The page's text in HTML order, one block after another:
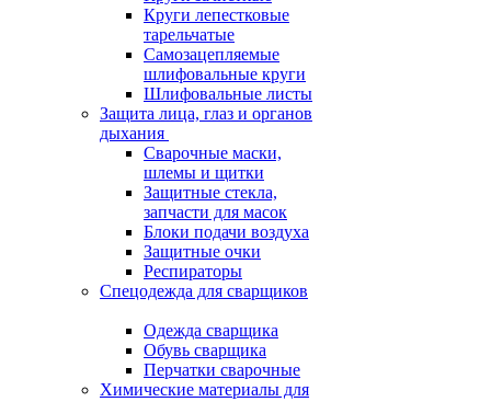
Круги лепестковые
тарельчатые
Самозацепляемые
шлифовальные круги
Шлифовальные листы
Защита лица, глаз и органов
дыхания
Сварочные маски,
шлемы и щитки
Защитные стекла,
запчасти для масок
Блоки подачи воздуха
Защитные очки
Респираторы
Спецодежда для сварщиков
Одежда сварщика
Обувь сварщика
Перчатки сварочные
Химические материалы для